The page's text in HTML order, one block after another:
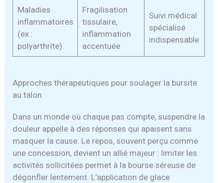
Maladies
inflammatoires
(ex :
polyarthrite)
Fragilisation
tissulaire,
inflammation
accentuée
Suivi médical
spécialisé
indispensable
Approches thérapeutiques pour soulager la bursite
au talon
Dans un monde où chaque pas compte, suspendre la
douleur appelle à des réponses qui apaisent sans
masquer la cause. Le repos, souvent perçu comme
une concession, devient un allié majeur : limiter les
activités sollicitées permet à la bourse séreuse de
dégonfler lentement. L’application de glace